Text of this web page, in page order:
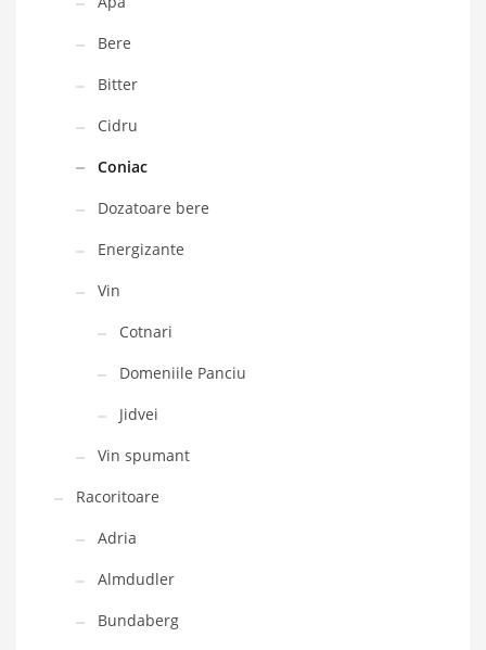
Bere
Bitter
Cidru
Coniac
Dozatoare bere
Energizante
Vin
Cotnari
Domeniile Panciu
Jidvei
Vin spumant
Racoritoare
Adria
Almdudler
Bundaberg